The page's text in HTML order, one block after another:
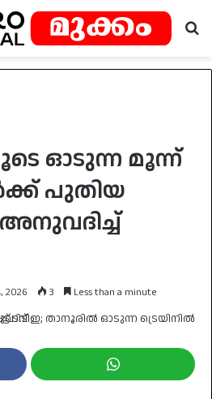
ഓടുന്ന മൂന്ന്
പുതിയ
2026 3 Less than a minute